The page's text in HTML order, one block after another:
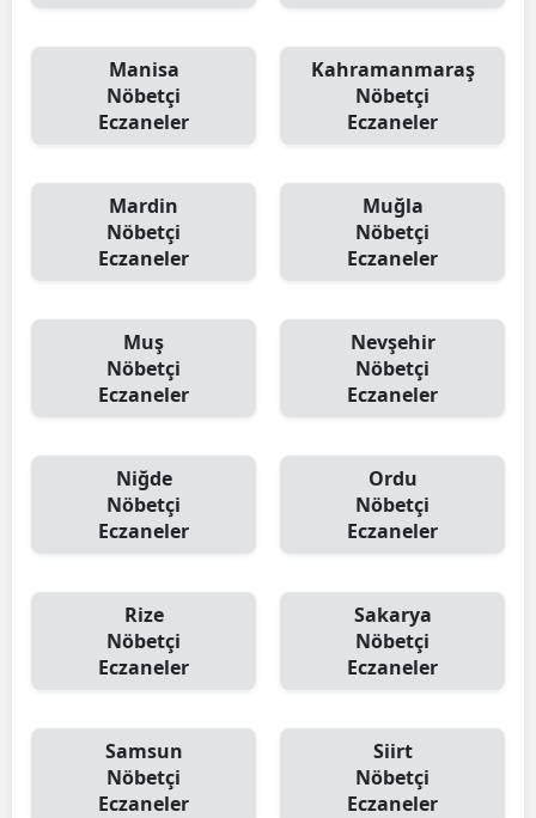
Manisa
Nöbetçi
Eczaneler
Kahramanmaraş
Nöbetçi
Eczaneler
Mardin
Nöbetçi
Eczaneler
Muğla
Nöbetçi
Eczaneler
Muş
Nöbetçi
Eczaneler
Nevşehir
Nöbetçi
Eczaneler
Niğde
Nöbetçi
Eczaneler
Ordu
Nöbetçi
Eczaneler
Rize
Nöbetçi
Eczaneler
Sakarya
Nöbetçi
Eczaneler
Samsun
Nöbetçi
Eczaneler
Siirt
Nöbetçi
Eczaneler